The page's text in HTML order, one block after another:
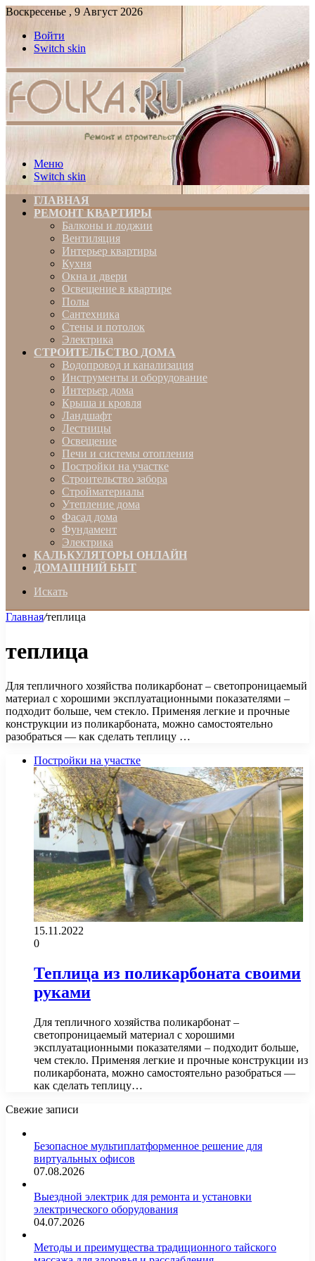
Воскресенье , 9 Август 2026
Войти
Switch skin
Меню
Switch skin
ГЛАВНАЯ
РЕМОНТ КВАРТИРЫ
Балконы и лоджии
Вентиляция
Интерьер квартиры
Кухня
Окна и двери
Освещение в квартире
Полы
Сантехника
Стены и потолок
Электрика
СТРОИТЕЛЬСТВО ДОМА
Водопровод и канализация
Инструменты и оборудование
Интерьер дома
Крыша и кровля
Ландшафт
Лестницы
Освещение
Печи и системы отопления
Постройки на участке
Строительство забора
Стройматериалы
Утепление дома
Фасад дома
Фундамент
Электрика
КАЛЬКУЛЯТОРЫ ОНЛАЙН
ДОМАШНИЙ БЫТ
Искать
Главная/теплица
теплица
Для тепличного хозяйства поликарбонат – светопроницаемый
материал с хорошими эксплуатационными показателями –
подходит больше, чем стекло. Применяя легкие и прочные
конструкции из поликарбоната, можно самостоятельно
разобраться — как сделать теплицу …
Постройки на участке
15.11.2022
0
Теплица из поликарбоната своими
руками
Для тепличного хозяйства поликарбонат –
светопроницаемый материал с хорошими
эксплуатационными показателями – подходит больше,
чем стекло. Применяя легкие и прочные конструкции из
поликарбоната, можно самостоятельно разобраться —
как сделать теплицу…
Свежие записи
Безопасное мультиплатформенное решение для
виртуальных офисов
07.08.2026
Выездной электрик для ремонта и установки
электрического оборудования
04.07.2026
Методы и преимущества традиционного тайского